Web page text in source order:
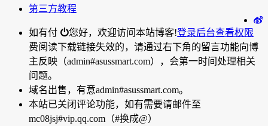
第三方教程
您好，欢迎访问本站博客!登录后台查看权限
如有付
费阅读下载链接失效的，请通过右下角的留言功能向博
主反映（admin#asussmart.com），会第一时间处理相关
问题。
域名出售，有意admin#asussmart.com。
本站已关闭评论功能，如有需要请邮件至
mc08jsj#vip.qq.com（#换成@）